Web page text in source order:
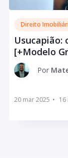
Direito
Usucapião:
[+Modelo
Por
20 mar 2025 •